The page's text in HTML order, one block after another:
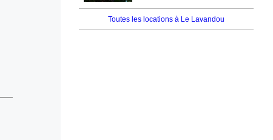
Toutes les locations à Le Lavandou